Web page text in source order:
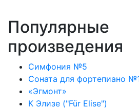
Популярные
произведения
Симфония №5
Соната для фортепиано
«Эгмонт»
К Элизе ("Für Elise")